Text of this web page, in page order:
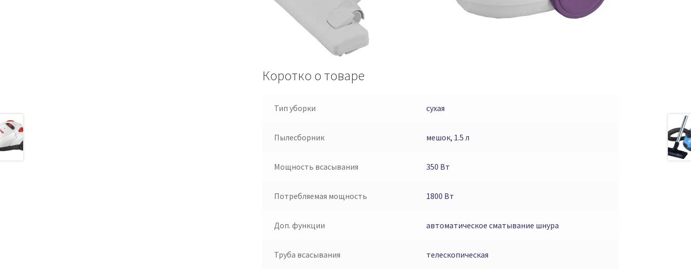
Коротко о товаре
Тип уборки сухая
Пылесборник мешок, 1.5 л
Мощность всасывания 350 Вт
Потребляемая мощность 1800 Вт
Доп. функции автоматическое сматывание шнура
Труба всасывания телескопическая